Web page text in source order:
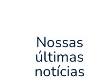
Nossas
últimas
notícias